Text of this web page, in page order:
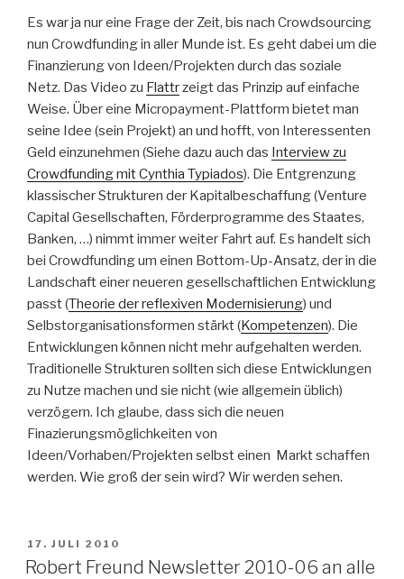
Es war ja nur eine Frage der Zeit, bis nach Crowdsourcing
nun Crowdfunding in aller Munde ist. Es geht dabei um die
Finanzierung von Ideen/Projekten durch das soziale
Netz. Das Video zu Flattrzeigt das Prinzip auf einfache
Weise. Über eine Micropayment-Plattform bietet man
seine Idee (sein Projekt) an und hofft, von Interessenten
Geld einzunehmen (Siehe dazu auch das Interview zu
Crowdfunding mit Cynthia Typiados). Die Entgrenzung
klassischer Strukturen der Kapitalbeschaffung (Venture
Capital Gesellschaften, Förderprogramme des Staates,
Banken, …) nimmt immer weiter Fahrt auf. Es handelt sich
bei Crowdfunding um einen Bottom-Up-Ansatz, der in die
Landschaft einer neueren gesellschaftlichen Entwicklung
passt (Theorie der reflexiven Modernisierung) und
Selbstorganisationsformen stärkt (Kompetenzen). Die
Entwicklungen können nicht mehr aufgehalten werden.
Traditionelle Strukturen sollten sich diese Entwicklungen
zu Nutze machen und sie nicht (wie allgemein üblich)
verzögern. Ich glaube, dass sich die neuen
Finazierungsmöglichkeiten von
Ideen/Vorhaben/Projekten selbst einen Markt schaffen
werden. Wie groß der sein wird? Wir werden sehen.
VERÖFFENTLICHT
AM
17. JULI 2010
Robert Freund Newsletter 2010-06 an alle